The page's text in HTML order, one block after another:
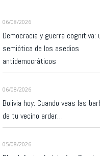
06/08/2026
Democracia y guerra cognitiva:
semiótica de los asedios
antidemocráticos
06/08/2026
Bolivia hoy: Cuando veas las
de tu vecino arder…
05/08/2026